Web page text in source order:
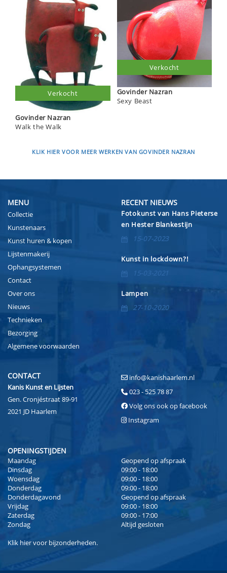
Govinder Nazran
Walk the Walk
Verkocht
Govinder Nazran
Sexy Beast
Verkocht
KLIK HIER VOOR MEER WERKEN VAN GOVINDER NAZRAN
MENU
Collectie
Kunstenaars
Kunst huren & kopen
Lijstenmakerij
Ophangsystemen
Contact
Over ons
Nieuws
Technieken
Bezorging
Algemene voorwaarden
RECENT NIEUWS
Fotokunst van Hans Pieterse
en Hester Blankestijn
15-07-2023
Kunst in lockdown?!
15-03-2021
Lampen
27-10-2020
CONTACT
Kanis Kunst en Lijsten
Gen. Cronjéstraat 89-91
2021 JD Haarlem
info@kanishaarlem.nl
023 - 525 78 87
Volg ons ook op facebook
Instagram
OPENINGSTIJDEN
Maandag
Geopend op afspraak
Dinsdag
09:00 - 18:00
Woensdag
09:00 - 18:00
Donderdag
09:00 - 18:00
Donderdagavond
Geopend op afspraak
Vrijdag
09:00 - 18:00
Zaterdag
09:00 - 17:00
Zondag
Altijd gesloten
Klik hiervoor bijzonderheden.